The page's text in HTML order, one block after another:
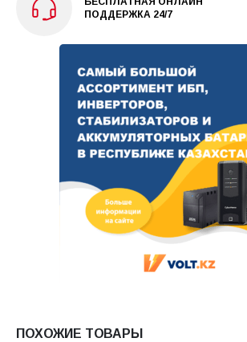
ПОДДЕРЖКА 24/7
ПОХОЖИЕ ТОВАРЫ